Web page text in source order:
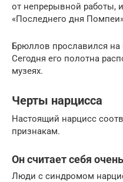
от непрерывной работы,
«Последнего дня
Брюллов прославился
Сегодня его полотна
музеях.
Черты нарцисса
Настоящий нарцисс
признакам.
Он считает себя
Люди с синдромом